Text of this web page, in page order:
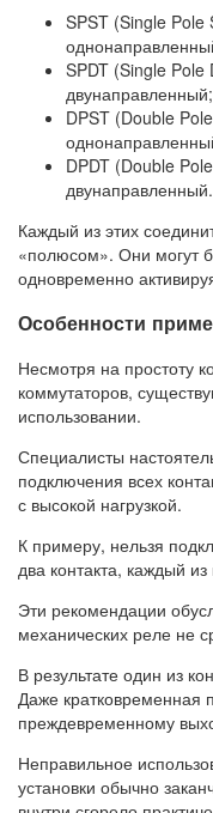
SPST (Single
SPDT (Single
двунаправленный;
DPST (Double
DPDT (Double
двунаправленный.
Каждый из этих
«полюсом». Они могут
одновременно
Особенности
Несмотря на простоту
коммутаторов,
использовании.
Специалисты
подключения всех
с высокой нагрузкой.
К примеру, нельзя
два контакта, каждый
Эти рекомендации
механических реле не
В результате один из
Даже кратковременная
преждевременному
Неправильное
установки обычно